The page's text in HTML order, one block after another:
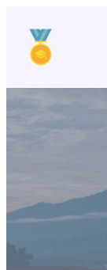
konten